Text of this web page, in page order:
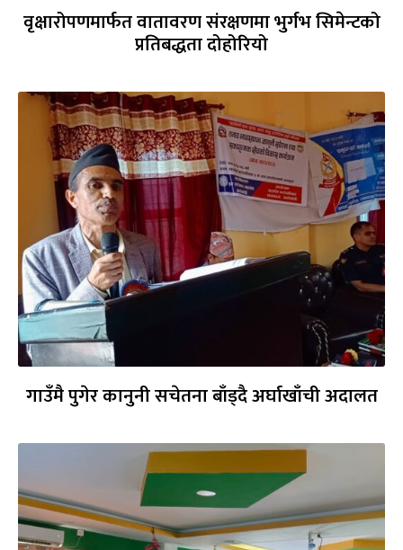
वृक्षारोपणमार्फत वातावरण संरक्षणमा भुर्गभ सिमेन्टको
प्रतिबद्धता दोहोरियो
गाउँमै पुगेर कानुनी सचेतना बाँड्दै अर्घाखाँची अदालत